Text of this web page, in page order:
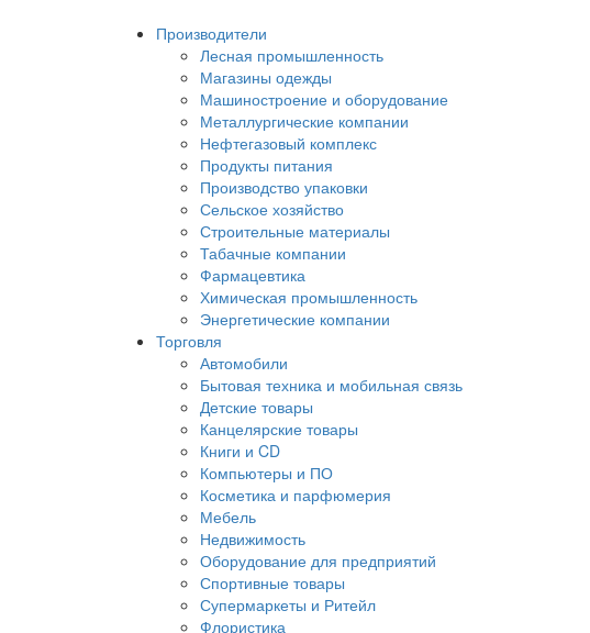
Производители
Лесная промышленность
Магазины одежды
Машиностроение и оборудование
Металлургические компании
Нефтегазовый комплекс
Продукты питания
Производство упаковки
Сельское хозяйство
Строительные материалы
Табачные компании
Фармацевтика
Химическая промышленность
Энергетические компании
Торговля
Автомобили
Бытовая техника и мобильная связь
Детские товары
Канцелярские товары
Книги и CD
Компьютеры и ПО
Косметика и парфюмерия
Мебель
Недвижимость
Оборудование для предприятий
Спортивные товары
Супермаркеты и Ритейл
Флористика